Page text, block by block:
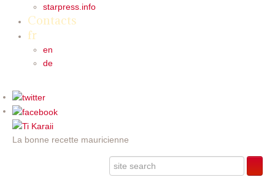
starpress.info
Contacts
fr
en
de
La bonne recette mauricienne